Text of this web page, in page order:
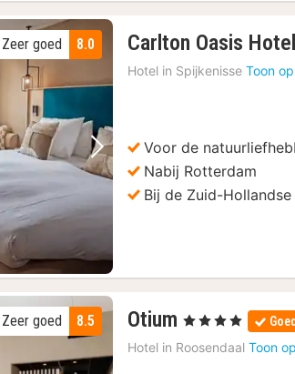
Volgende foto
8.0
Zeer goed Carlton Oasis Hotel
Hotel in Spijkenisse Toon
Voor de
Nabij Rotterdam
Bij de Zuid-
8.5
Zeer goed Otium 1
nacht
vanaf
, 4 Sterren
Hotel in Roosendaal Toon